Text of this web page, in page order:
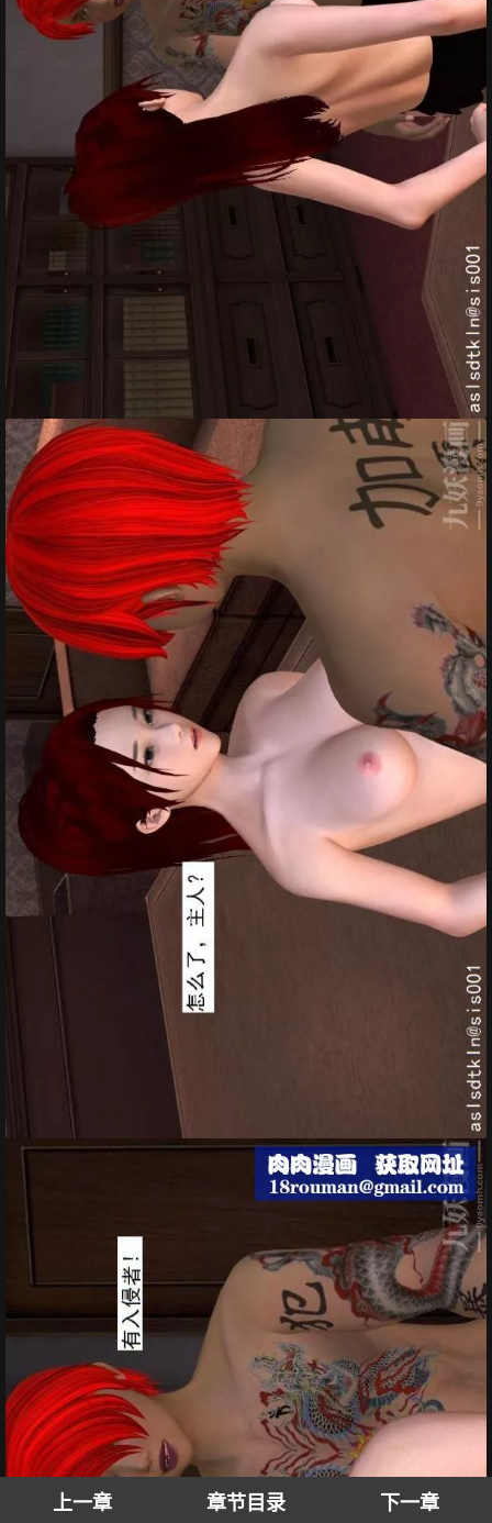
上一章 章节目录 下一章